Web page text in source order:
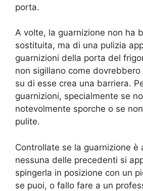
porta.
A volte, la guarnizione non ha
sostituita, ma di una pulizia
guarnizioni della porta del
non sigillano come
su di esse crea una barriera.
guarnizioni, specialmente se
notevolmente sporche o se
pulite.
Controllate se la guarnizione è
nessuna delle precedenti si
spingerla in posizione con un
se puoi, o fallo fare a un